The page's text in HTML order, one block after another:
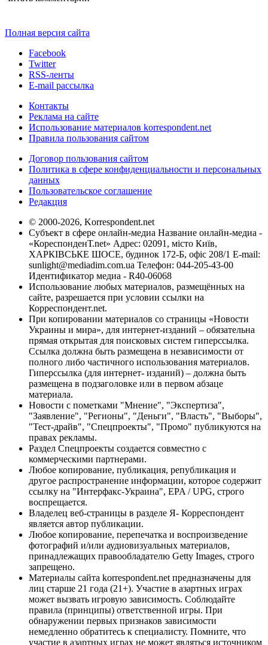
Полная версия сайта
Facebook
Twitter
RSS-ленты
E-mail рассылка
Контакты
Реклама на сайте
Использование материалов korrespondent.net
Правила пользования сайтом
Договор пользования сайтом
Политика в сфере конфиденциальности и персональных
данных
Пользовательское соглашение
Редакция
© 2000-2026, Korrespondent.net
Субъект в сфере онлайн-медиа Название онлайн-медиа -
«КореспонденТ.net» Адрес: 02091, місто Київ,
ХАРКІВСЬКЕ ШОСЕ, будинок 172-Б, офіс 208/1 E-mail:
sunlight@mediadim.com.ua Телефон: 044-205-43-00
Идентификатор медиа - R40-06068
Использование любых материалов, размещённых на
сайте, разрешается при условии ссылки на
Корреспондент.net.
При копировании материалов со страницы «Новости
Украины и мира», для интернет-изданий – обязательна
прямая открытая для поисковых систем гиперссылка.
Ссылка должна быть размещена в независимости от
полного либо частичного использования материалов.
Гиперссылка (для интернет- изданий) – должна быть
размещена в подзаголовке или в первом абзаце
материала.
Новости с пометками "Мнение", "Экспертиза",
"Заявление", "Регионы", "Деньги", "Власть", "Выборы",
"Тест-драйв", "Спецпроекты", "Промо" публикуются на
правах рекламы.
Раздел Спецпроекты создается совместно с
коммерческими партнерами.
Любое копирование, публикация, републикация и
другое распространение информации, которое содержит
ссылку на "Интерфакс-Украина", EPA / UPG, строго
воспрещается.
Владелец веб-страницы в разделе Я- Корреспондент
является автор публикации.
Любое копирование, перепечатка и воспроизведение
фотографий и/или аудиовизуальных материалов,
принадлежащих правообладателю Getty Images, строго
запрещено.
Материалы сайта korrespondent.net предназначены для
лиц старше 21 года (21+). Участие в азартных играх
может вызвать игровую зависимость. Соблюдайте
правила (принципы) ответственной игры. При
обнаружении первых признаков зависимости
немедленно обратитесь к специалисту. Помните, что
участие в азартных играх не может являться источником